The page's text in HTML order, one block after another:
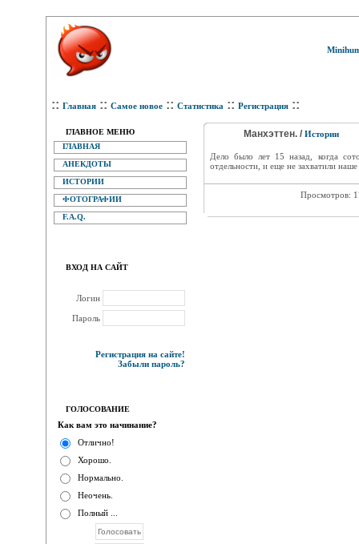
:: Главная :: Самое новое :: Статистика :: Регистрация ::
ГЛАВНОЕ МЕНЮ
ГЛАВНАЯ
АНЕКДОТЫ
ИСТОРИИ
ФОТОГРАФИИ
F.A.Q.
ВХОД НА САЙТ
Логин
Пароль
Регистрация на сайте!
Забыли пароль?
ГОЛОСОВАНИЕ
Как вам это начинание?
Отлично!
Хорошо.
Нормально.
Неочень.
Полный ...
Манхэттен. / Истории
Дело было лет 15 назад, когда
отдельности, и еще не захватили
Просмотров: